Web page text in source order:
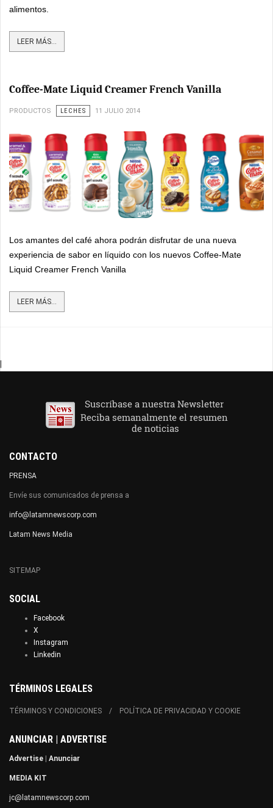
alimentos.
LEER MÁS...
Coffee-Mate Liquid Creamer French Vanilla
PRODUCTOS LECHES 11 JULIO 2014
Los amantes del café ahora podrán disfrutar de una nueva
experiencia de sabor en líquido con los nuevos Coffee-Mate
Liquid Creamer French Vanilla
LEER MÁS...
CONTACTO
PRENSA
Envíe sus comunicados de prensa a
info@latamnewscorp.com
Latam News Media
SITEMAP
SOCIAL
Facebook
X
Instagram
Linkedin
TÉRMINOS LEGALES
TÉRMINOS Y CONDICIONES POLÍTICA DE PRIVACIDAD Y COOKIE
ANUNCIAR | ADVERTISE
Advertise | Anunciar
MEDIA KIT
jc@latamnewscorp.com